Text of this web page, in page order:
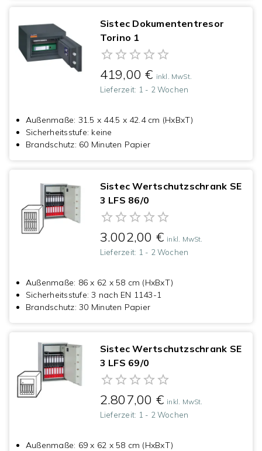
Sistec Dokumententresor
Torino 1
419,00 € inkl. MwSt.
Lieferzeit: 1 - 2 Wochen
Außenmaße: 31.5 x 44.5 x 42.4 cm (HxBxT)
Sicherheitsstufe: keine
Brandschutz: 60 Minuten Papier
Sistec Wertschutzschrank SE
3 LFS 86/0
3.002,00 € inkl. MwSt.
Lieferzeit: 1 - 2 Wochen
Außenmaße: 86 x 62 x 58 cm (HxBxT)
Sicherheitsstufe:3 nach EN 1143-1
Brandschutz:30 Minuten Papier
Sistec Wertschutzschrank SE
3 LFS 69/0
2.807,00 € inkl. MwSt.
Lieferzeit: 1 - 2 Wochen
Außenmaße: 69 x 62 x 58 cm (HxBxT)